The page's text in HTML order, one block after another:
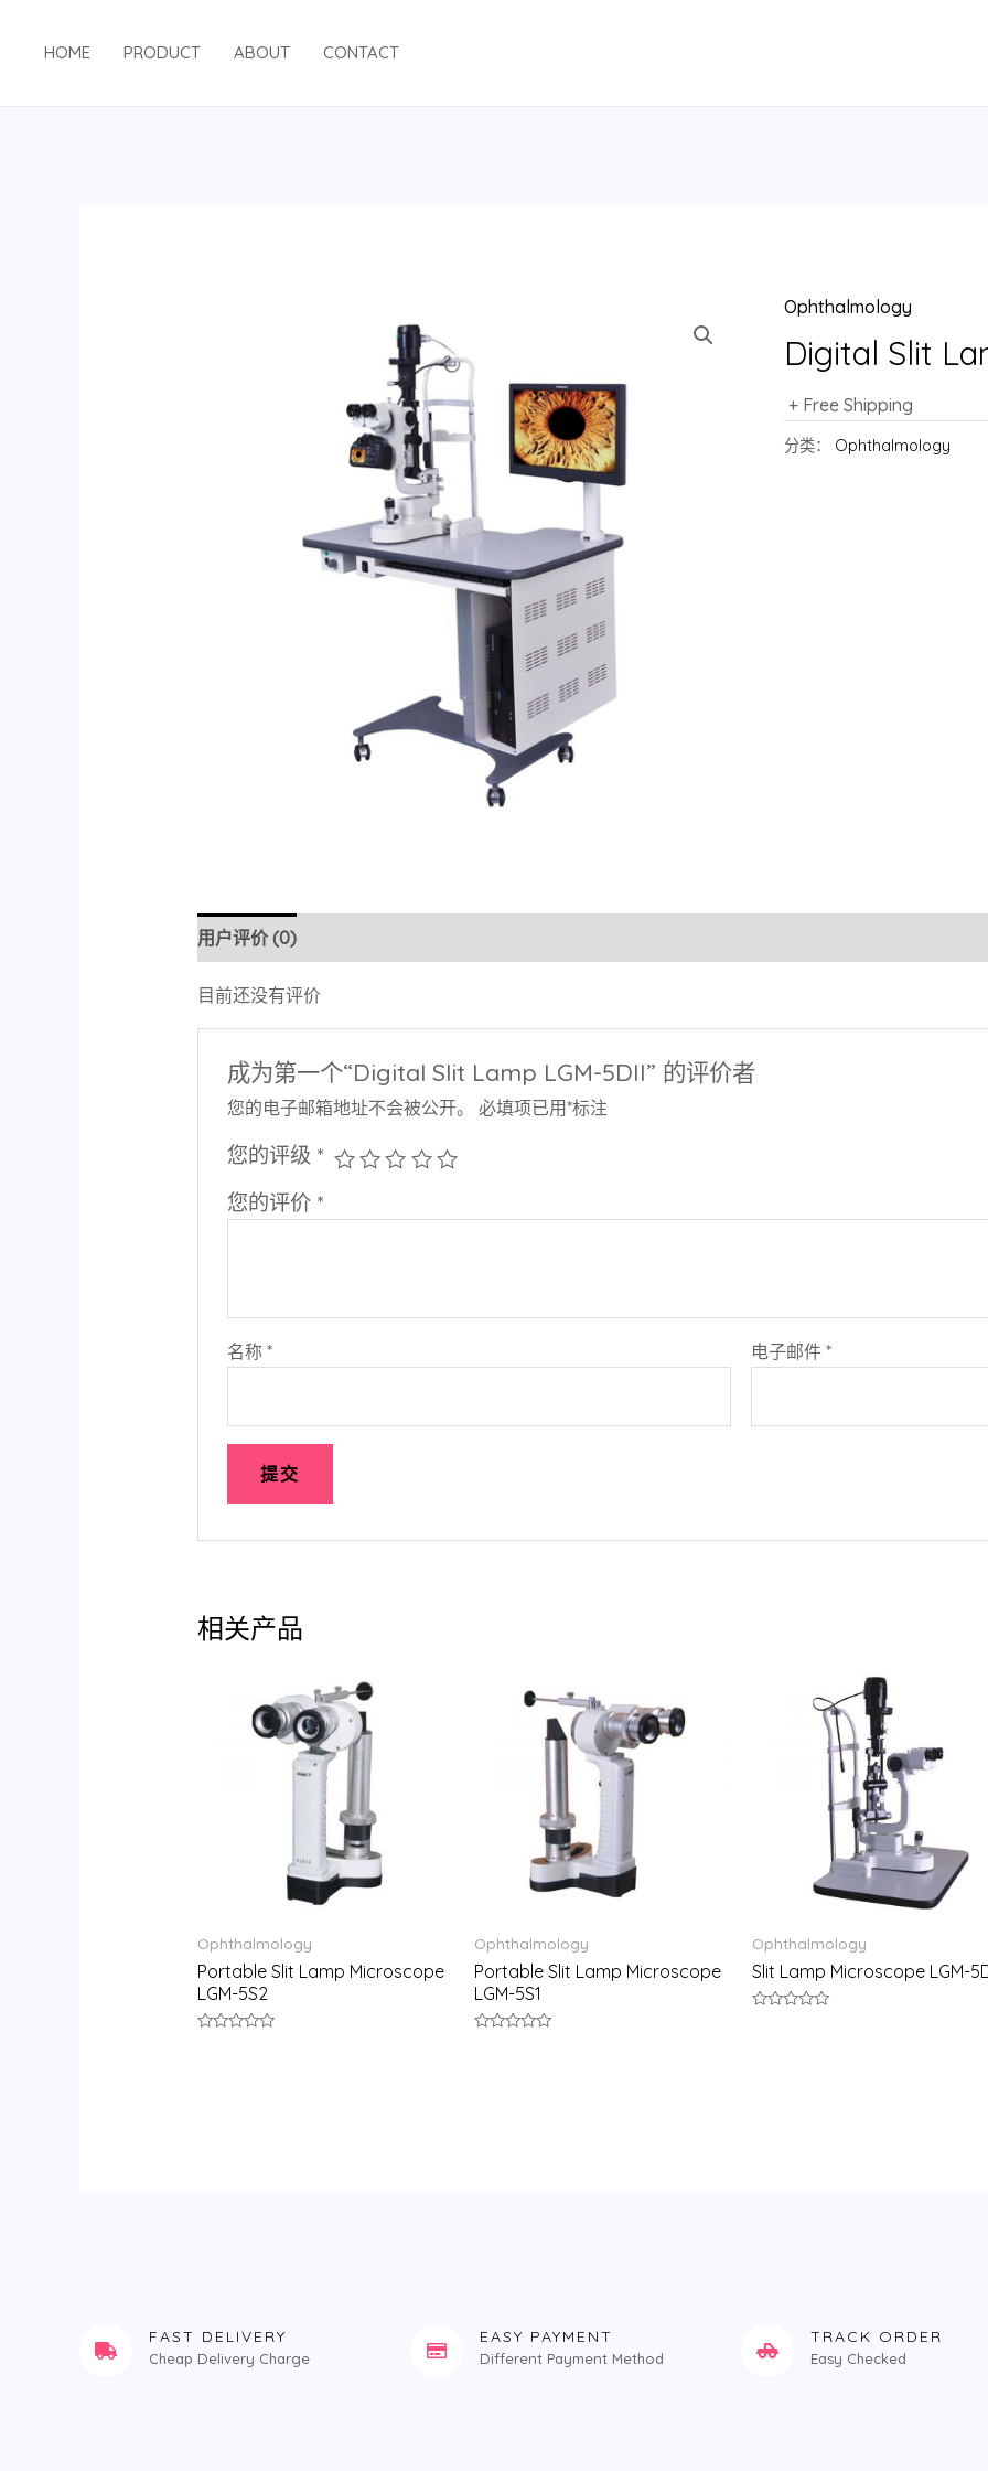
HOME PRODUCT ABOUT CONTACT
Ophthalmology
Digital Slit
+ Free Shipping
分类： Ophthalmology
用户评价 (0)
目前还没有评价
成为第一个“Digital Slit Lamp LGM-5DII” 的评价者
您的电子邮箱地址不会被公开。 必填项已用*标注
您的评级 *
您的评价 *
名称* 电子邮件*
相关产品
Ophthalmology
Portable Slit Lamp Microscope
LGM-5S2
Ophthalmology
Portable Slit Lamp Microscope
LGM-5S1
Ophthalmology
Slit Lamp Microscope LGM-
FAST DELIVERY
Cheap Delivery Charge
EASY PAYMENT
Different Payment Method
TRACK ORDER
Easy Checked